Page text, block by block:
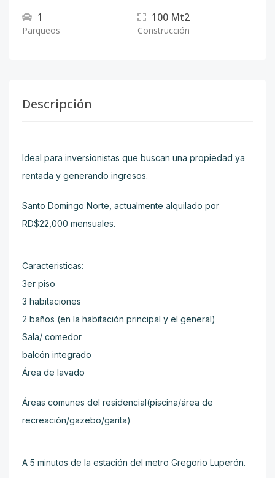
1
Parqueos
100 Mt2
Construcción
Descripción
Ideal para inversionistas que buscan una propiedad ya
rentada y generando ingresos.
Santo Domingo Norte, actualmente alquilado por
RD$22,000 mensuales.
Caracteristicas:
3er piso
3 habitaciones
2 baños (en la habitación principal y el general)
Sala/ comedor
balcón integrado
Área de lavado
Áreas comunes del residencial(piscina/área de
recreación/gazebo/garita)
A 5 minutos de la estación del metro Gregorio Luperón.